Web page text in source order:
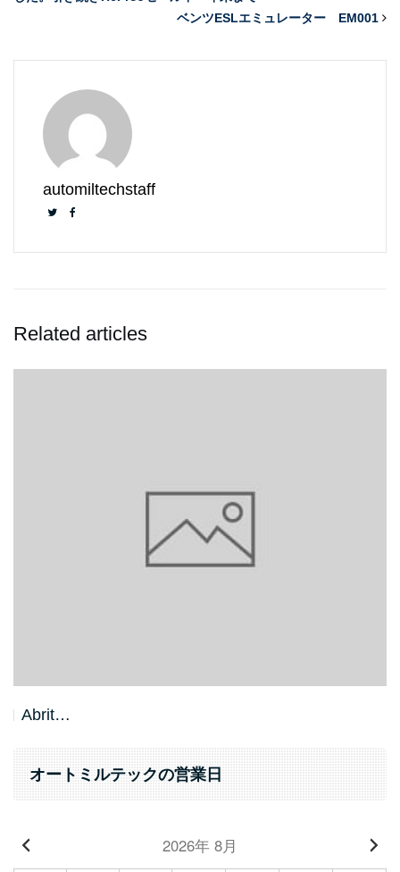
ベンツESLエミュレーター EM001
automiltechstaff
Related articles
Abrit…
オートミルテックの営業日
2026年 8月